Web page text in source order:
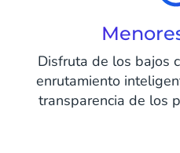
Disfruta de los bajos
enrutamiento
transparencia de los